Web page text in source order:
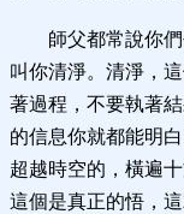
師父都常說你
叫你清淨。清淨，
著過程，不要執著
的信息你就都能明
超越時空的，橫遍
這個是真正的悟，